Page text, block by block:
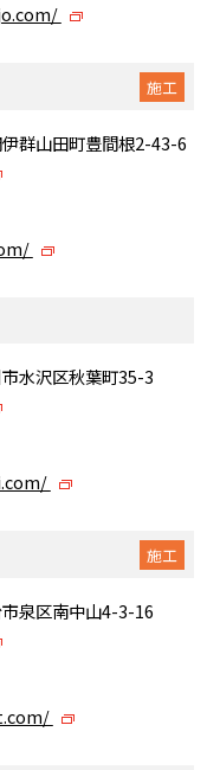
施工
群山田町豊間根2-43-6
水沢区秋葉町35-3
施工
泉区南中山4-3-16